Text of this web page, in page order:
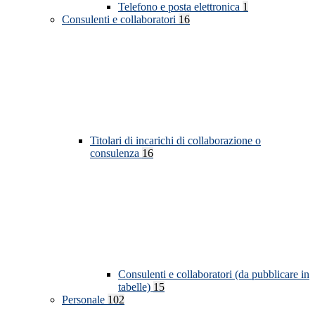
Telefono e posta elettronica 1
Consulenti e collaboratori 16
Titolari di incarichi di collaborazione o
consulenza 16
Consulenti e collaboratori (da pubblicare in
tabelle) 15
Personale 102